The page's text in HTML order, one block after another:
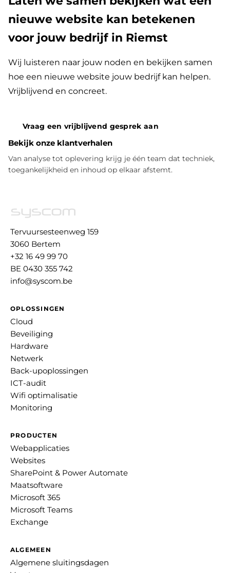
nieuwe website kan betekenen
voor jouw bedrijf in Riemst
Wij luisteren naar jouw noden en bekijken samen
hoe een nieuwe website jouw bedrijf kan helpen.
Vrijblijvend en concreet.
Vraag een vrijblijvend gesprek aan
Bekijk onze klantverhalen
Van analyse tot oplevering krijg je één team dat techniek,
toegankelijkheid en inhoud op elkaar afstemt.
Tervuursesteenweg 159
3060 Bertem
+32 16 49 99 70
BE 0430 355 742
info@syscom.be
OPLOSSINGEN
Cloud
Beveiliging
Hardware
Netwerk
Back-upoplossingen
ICT-audit
Wifi optimalisatie
Monitoring
PRODUCTEN
Webapplicaties
Websites
SharePoint & Power Automate
Maatsoftware
Microsoft 365
Microsoft Teams
Exchange
ALGEMEEN
Algemene sluitingsdagen